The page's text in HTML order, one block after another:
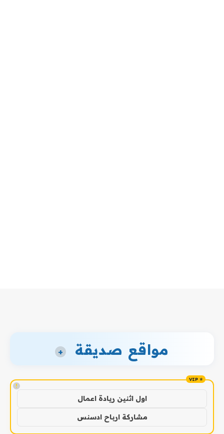
مواقع صديقة +
!
اول اثنين ريادة اعمال
مشاركة ارباح ادسنس